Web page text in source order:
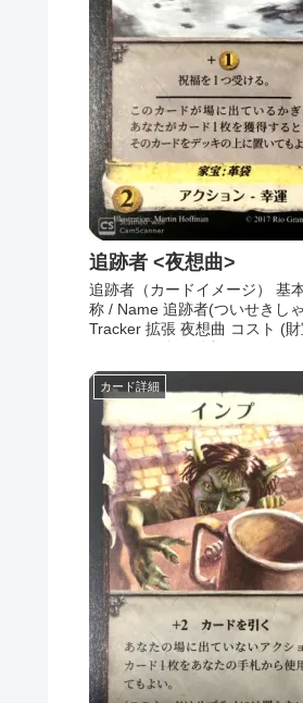
追跡者 <夜想曲>
追跡者（カードイメージ） 基
称 / Name 追跡者(ついせきし
Tracker 拡張 夜想曲 コスト (
カード詳細